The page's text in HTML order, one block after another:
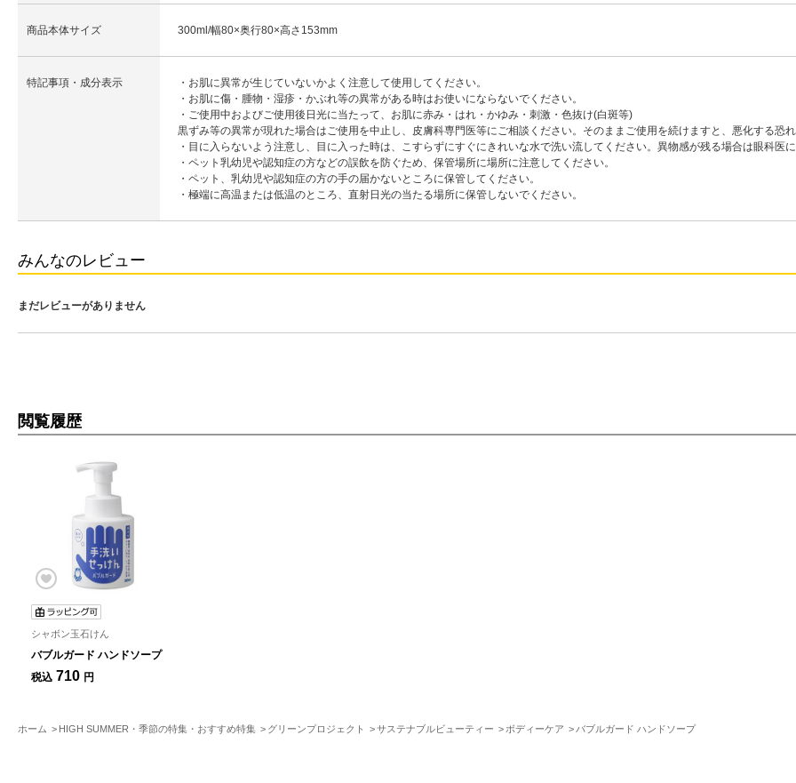
商品本体サイズ 300ml/幅80×奥行80×高さ153mm
特記事項・成分表示
・お肌に異常が生じていないかよく注意して使用してください。
・お肌に傷・腫物・湿疹・かぶれ等の異常がある時はお使いにならないでください。
・ご使用中およびご使用後日光に当たって、お肌に赤み・はれ・かゆみ・刺激・色抜け(白斑等)
黒ずみ等の異常が現れた場合はご使用を中止し、皮膚科専門医等にご相談ください。そのままご使用を続けますと、悪化する恐れ
・目に入らないよう注意し、目に入った時は、こすらずにすぐにきれいな水で洗い流してください。異物感が残る場合は眼科医に
・ペット乳幼児や認知症の方などの誤飲を防ぐため、保管場所に場所に注意してください。
・ペット、乳幼児や認知症の方の手の届かないところに保管してください。
・極端に高温または低温のところ、直射日光の当たる場所に保管しないでください。
みんなのレビュー
まだレビューがありません
閲覧履歴
シャボン玉石けん
バブルガード ハンドソープ
税込 710 円
ホーム HIGH SUMMER・季節の特集・おすすめ特集 グリーンプロジェクト サステナブルビューティー ボディーケア バブルガード ハンドソープ